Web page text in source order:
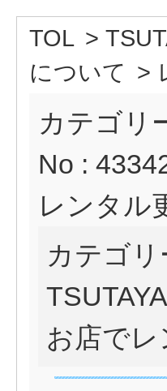
TOL >
について >
カテゴリ
No :
レンタル
カテゴリ
お店でレ